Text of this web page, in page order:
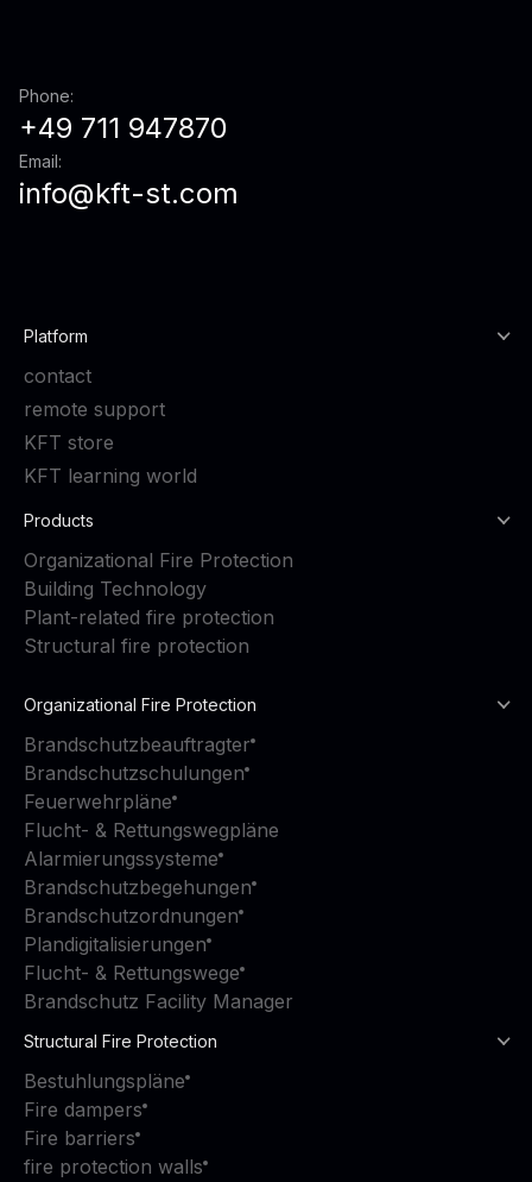
Phone:
+49 711 947870
Email:
info@kft-st.com
Platform
contact
remote support
KFT store
KFT learning world
Products
Organizational Fire Protection
Building Technology
Plant-related fire protection
Structural fire protection
Organizational Fire Protection
Brandschutzbeauftragter
Brandschutzschulungen
Feuerwehrpläne
Flucht- & Rettungswegpläne
Alarmierungssysteme
Brandschutzbegehungen
Brandschutzordnungen
Plandigitalisierungen
Flucht- & Rettungswege
Brandschutz Facility Manager
Structural Fire Protection
Bestuhlungspläne
Fire dampers
Fire barriers
fire protection walls